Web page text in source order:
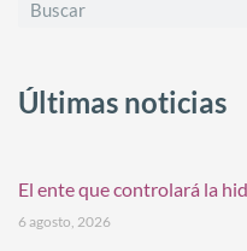
Últimas noticias
El ente que controlará la
6 agosto, 2026